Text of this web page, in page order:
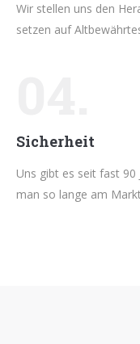
Wir stellen uns den
setzen auf
Sicherheit
Uns gibt es seit fast 90
man so lange am